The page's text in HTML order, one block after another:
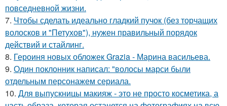
повседневной жизни.
7. Чтобы сделать идеально гладкий пучок (без торчащих
волосков и "Петухов"), нужен правильный порядок
действий и стайлинг.
8. Героиня новых обложек Grazia - Марина васильева.
9. Один поклонник написал: "волосы марси были
отдельным персонажем сериала.
10. Для выпускницы макияж - это не просто косметика, а